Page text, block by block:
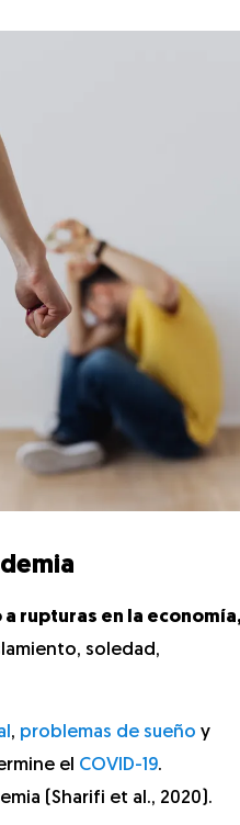
rupturas en la
soledad,
, problemas de sueño y
el COVID-19.
(Sharifi et al., 2020).